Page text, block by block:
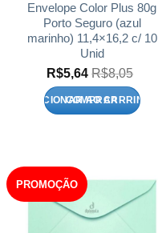
Envelope Color Plus 80g
Porto Seguro (azul
marinho) 11,4×16,2 c/ 10
Unid
R$5,64 R$8,05
ADICIONAR AO CARRINHO
PROMOÇÃO